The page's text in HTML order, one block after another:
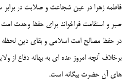
فاطمه زهرا در عين شجاعت و صلابت در برابر
صبر و استقامت فراخواند براي حفظ وحدت
در حفظ مصالح امت اسلامي و بقاي دين لحظه
برخلاف آنچه امروز عده اي به بهانه دفاع از
هاي آن حضرت بيگانه است.